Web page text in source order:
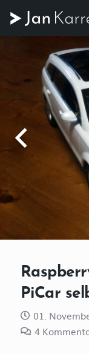
PiCar
01.
4